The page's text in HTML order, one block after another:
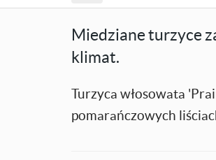
Miedziane turzyce
klimat.
Turzyca włosowata
pomarańczowych